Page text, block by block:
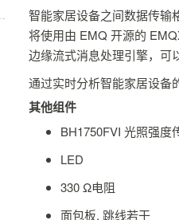
智能家居设备之间数据传输
将使用由 EMQ 开源的
边缘流式消息处理引擎，可
通过实时分析智能家居设备
其他组件
BH1750FVI 光照强度
LED
330 Ω电阻
面包板, 跳线若干